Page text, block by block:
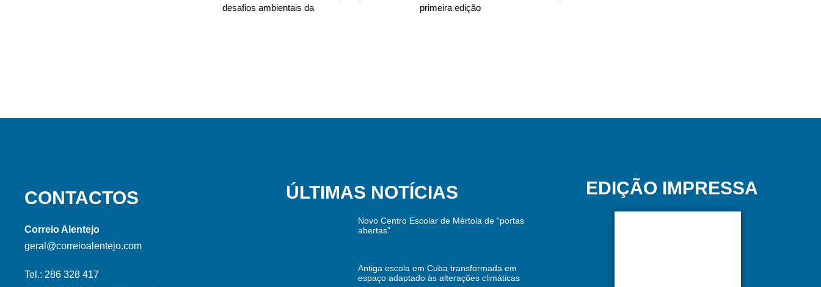
desafios ambientais da
primeira edição
CONTACTOS
Correio Alentejo
geral@correioalentejo.com
Tel.: 286 328 417
ÚLTIMAS NOTÍCIAS
Novo Centro Escolar de Mértola de “portas
abertas”
Antiga escola em Cuba transformada em
espaço adaptado às alterações climáticas
EDIÇÃO IMPRESSA